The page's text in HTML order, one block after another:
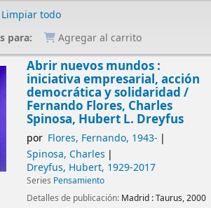
Limpiar todo
para:
Agregar al carrito
Abrir nuevos mundos :
iniciativa empresarial, acción
democrática y solidaridad /
Fernando Flores, Charles
Spinosa, Hubert L. Dreyfus
por Flores, Fernando, 1943-
Spinosa, Charles
Dreyfus, Hubert, 1929-2017
Series Pensamiento
Detalles de publicación: Madrid :Taurus,2000